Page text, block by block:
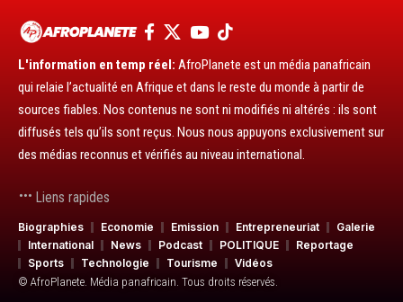
L'information en temp réel: AfroPlanete est un média panafricain
qui relaie l’actualité en Afrique et dans le reste du monde à partir de
sources fiables. Nos contenus ne sont ni modifiés ni altérés : ils sont
diffusés tels qu’ils sont reçus. Nous nous appuyons exclusivement sur
des médias reconnus et vérifiés au niveau international.
Liens rapides
Biographies Economie Emission Entrepreneuriat
Galerie
International
News Podcast POLITIQUE
Reportage
Sports
Technologie Tourisme
Vidéos
© AfroPlanete. Média panafricain. Tous droits réservés.